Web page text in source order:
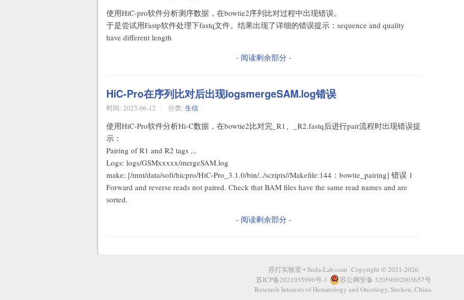
使用HiC-pro软件分析测序数据，在bowtie2序列比对过程中出现错误。
于是尝试用Fastp软件处理下fastq文件。结果出现了详细的错误提示：sequence and quality
have different length
- 阅读剩余部分 -
HiC-Pro在序列比对后出现logsmergeSAM.log错误
时间: 2023-06-12 分类: 生信
使用HiC-Pro软件分析Hi-C数据，在bowtie2比对完_R1、_R2.fastq后进行pair流程时出现错误提
示：
Pairing of R1 and R2 tags ...
Logs: logs/GSMxxxxx/mergeSAM.log
make: [/mnt/data/soft/hicpro/HiC-Pro_3.1.0/bin/../scripts//Makefile:144：bowtie_pairing] 错误 1
Forward and reverse reads not paired. Check that BAM files have the same read names and are
sorted.
- 阅读剩余部分 -
苏打实验室 ▪ Suda-Lab.com Copyright © 2021-2026
苏ICP备2021035990号-1
苏公网安备 32059002003657号
Research Interests of Hematology and Oncology,Suzhou, China.